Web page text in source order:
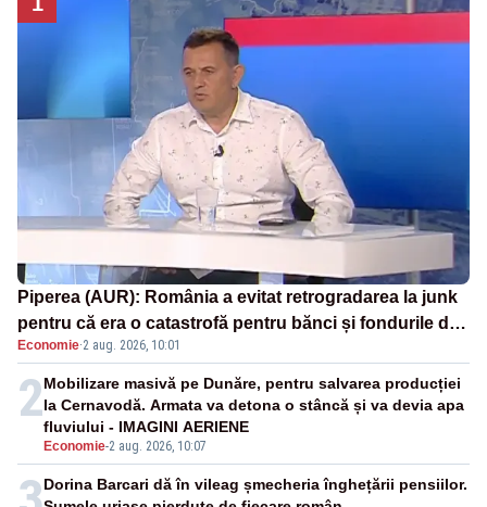
Piperea (AUR): România a evitat retrogradarea la junk
pentru că era o catastrofă pentru bănci și fondurile de
pensii
Economie·2 aug. 2026, 10:01
2
Economie-2 aug. 2026, 10:07
Mobilizare masivă pe Dunăre, pentru salvarea producției
la Cernavodă. Armata va detona o stâncă și va devia apa
fluviului - IMAGINI AERIENE
Dorina Barcari dă în vileag șmecheria înghețării pensiilor.